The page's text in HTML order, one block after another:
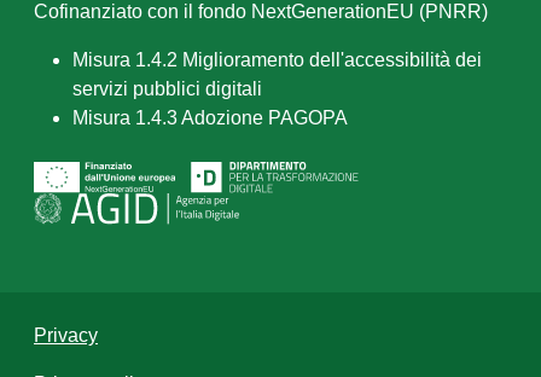
Cofinanziato con il fondo NextGenerationEU (PNRR)
Misura 1.4.2 Miglioramento dell'accessibilità dei
servizi pubblici digitali
Misura 1.4.3 Adozione PAGOPA
Privacy